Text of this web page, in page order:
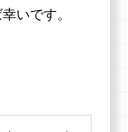
いです。